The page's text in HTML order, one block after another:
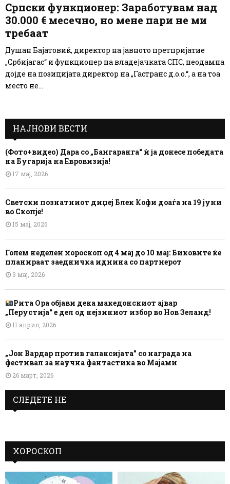
Српски функционер: Заработувам над
30.000 € месечно, но мене пари не ми
требаат
Душан Бајатовиќ, директор на јавното претпријатие
„Србијагас“ и функционер на владејачката СПС, неодамна
дојде на позицијата директор на „Гастранс д.о.о.“, а на тоа
место не...
НАЈНОВИ ВЕСТИ
(Фото+видео) Дара со „Бангаранга“ ѝ ја донесе победата
на Бугарија на Евровизија!
17 мај, 2026
Светски познатниот диџеј Блек Кофи доаѓа на 19 јуни
во Скопје!
15 мај, 2026
Голем неделен хороскоп од 4 мај до 10 мај: Биковите ќе
планираат заедничка иднина со партнерот
3 мај, 2026
Рита Ора објави дека македонскиот ајвар
„Перустија“ е дел од нејзиниот избор во Нов Зеланд!
11 април, 2026
„Јон Вардар против галаксијата” со награда на
фестивал за научна фантастика во Мајами
26 март, 2026
СЛЕДЕТЕ НЕ
ХОРОСКОП